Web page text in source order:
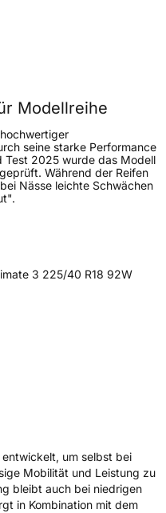
Modellreihe
seine starke Performance
Test 2025 wurde das Modell
Während der Reifen
Nässe leichte Schwächen
3 225/40 R18 92W
um selbst bei
Mobilität und Leistung zu
bleibt auch bei niedrigen
in Kombination mit dem